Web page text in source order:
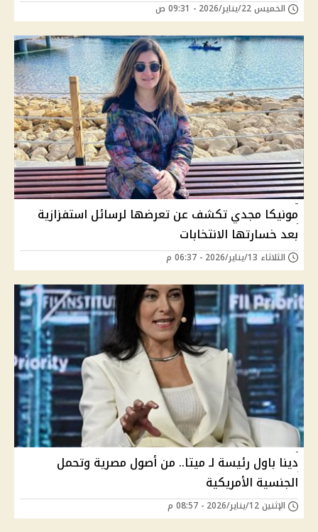
الخميس 22/يناير/2026 - 09:31 ص
مونيكا مجدي تكشف عن تعرضها لرسائل استفزازية
بعد خسارتها الانتخابات
الثلاثاء 13/يناير/2026 - 06:37 م
دينا باول رئيسة لـ ميتا.. من أصول مصرية وتحمل
الجنسية الأمريكية
الإثنين 12/يناير/2026 - 08:57 م